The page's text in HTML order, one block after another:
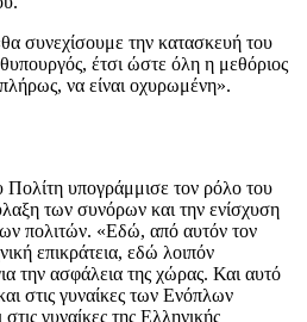
συνεχίσουμε την κατασκευή του
έτσι ώστε όλη η μεθόριος
να είναι οχυρωμένη».
υπογράμμισε τον ρόλο του
των συνόρων και την ενίσχυση
πολιτών. «Εδώ, από αυτόν τον
επικράτεια, εδώ λοιπόν
την ασφάλεια της χώρας. Και αυτό
στις γυναίκες των Ενόπλων
γυναίκες της Ελληνικής